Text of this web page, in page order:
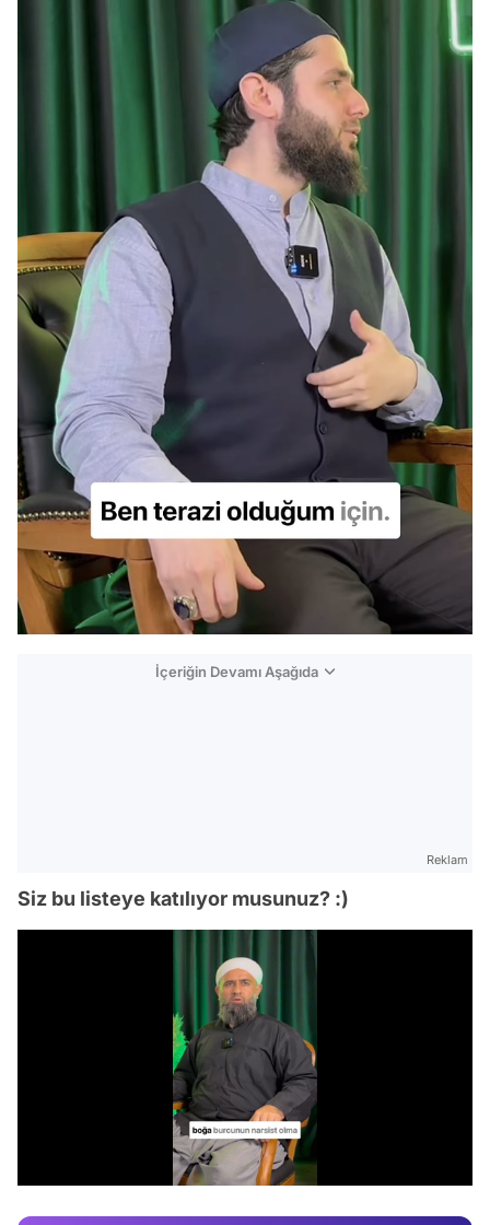
İçeriğin Devamı Aşağıda
Reklam
Siz bu listeye katılıyor musunuz? :)